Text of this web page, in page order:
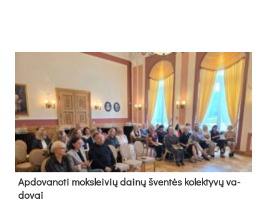
Ap­do­va­no­ti moks­lei­vių dai­nų šven­tės ko­lek­ty­vų va­
do­vai